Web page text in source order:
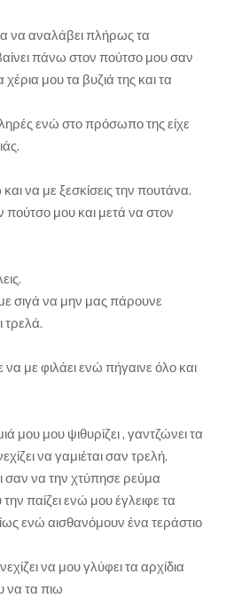
να αναλάβει πλήρως τα
πάνω στον πούτσο μου σαν
μου τα βυζιά της και τα
ενώ στο πρόσωπο της είχε
να με ξεσκίσεις την πουτάνα.
μου και μετά να στον
σιγά να μην μας πάρουνε
τρελά.
με φιλάει ενώ πήγαινε όλο και
μου μου ψιθυρίζει , γαντζώνει τα
να γαμιέται σαν τρελή.
σαν να την χτύπησε ρεύμα
την παίζει ενώ μου έγλειφε τα
ενώ αισθανόμουν ένα τεράστιο
να μου γλύφει τα αρχίδια
να τα πιω